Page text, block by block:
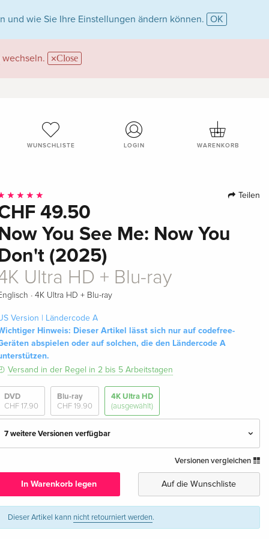
und wie Sie Ihre Einstellungen ändern können. OK
wechseln. Close
WUNSCHLISTE LOGIN WARENKORB
Teilen
49.50
You See Me: Now You
(2025)
Ultra HD + Blu-ray
·4K Ultra HD + Blu-ray
Version | Ländercode A
Hinweis: Dieser Artikel lässt sich nur auf codefree-
abspielen oder auf solchen, die den Ländercode A
Versand in der Regel in 2 bis 5 Arbeitstagen
DVD
CHF 17.90
Blu-ray
CHF 19.90
4K Ultra HD
(ausgewählt)
7 weitere Versionen verfügbar
Deutsch
CHF 37.90
CHF 39.50
Limited Edition, Steelbook, 4K Ultra HD + Blu-
ray
Deutsch
CHF 44.50
Versionen vergleichen
In Warenkorb legen Auf die Wunschliste
Dieser Artikel kann nicht retourniert werden.